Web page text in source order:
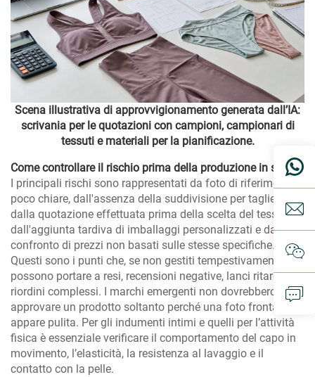
Scena illustrativa di approvvigionamento generata dall’IA:
scrivania per le quotazioni con campioni, campionari di
tessuti e materiali per la pianificazione.
Come controllare il rischio prima della produzione in serie
I principali rischi sono rappresentati da foto di riferimento
poco chiare, dall'assenza della suddivisione per taglie,
dalla quotazione effettuata prima della scelta del tessuto,
dall'aggiunta tardiva di imballaggi personalizzati e dal
confronto di prezzi non basati sulle stesse specifiche.
Questi sono i punti che, se non gestiti tempestivamente,
possono portare a resi, recensioni negative, lanci ritardati o
riordini complessi. I marchi emergenti non dovrebbero
approvare un prodotto soltanto perché una foto frontale
appare pulita. Per gli indumenti intimi e quelli per l’attività
fisica è essenziale verificare il comportamento del capo in
movimento, l’elasticità, la resistenza al lavaggio e il
contatto con la pelle.